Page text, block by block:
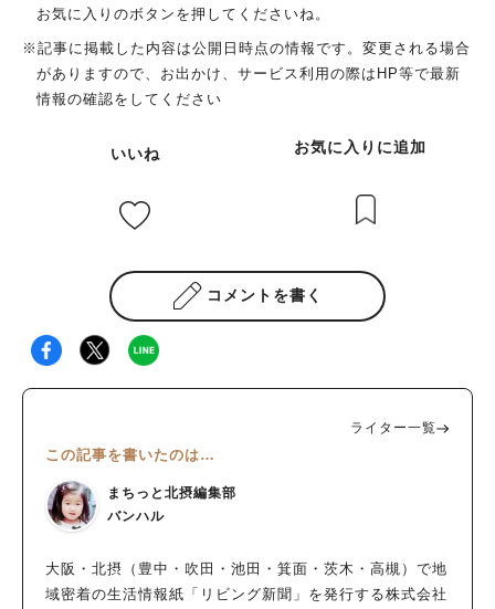
お気に入りのボタンを押してくださいね。
※記事に掲載した内容は公開日時点の情報です。変更される場合
がありますので、お出かけ、サービス利用の際はHP等で最新
情報の確認をしてください
いいね お気に入りに追加
コメントを書く
ライター一覧
この記事を書いたのは…
まちっと北摂編集部
バンハル
大阪・北摂（豊中・吹田・池田・箕面・茨木・高槻）で地
域密着の生活情報紙「リビング新聞」を発行する株式会社